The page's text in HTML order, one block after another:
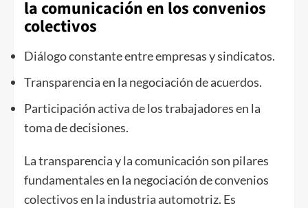
la comunicación en los convenios
colectivos
Diálogo constante entre empresas y sindicatos.
Transparencia en la negociación de acuerdos.
Participación activa de los trabajadores en la
toma de decisiones.
La transparencia y la comunicación son pilares
fundamentales en la negociación de convenios
colectivos en la industria automotriz. Es